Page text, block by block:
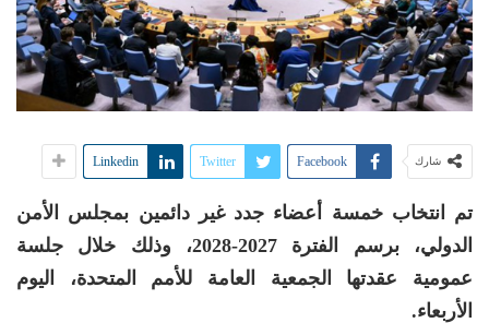
شارك Facebook
Twitter
Linkedin
تم انتخاب خمسة أعضاء جدد غير دائمين بمجلس الأمن
الدولي، برسم الفترة 2027-2028، وذلك خلال جلسة
عمومية عقدتها الجمعية العامة للأمم المتحدة، اليوم
الأربعاء.